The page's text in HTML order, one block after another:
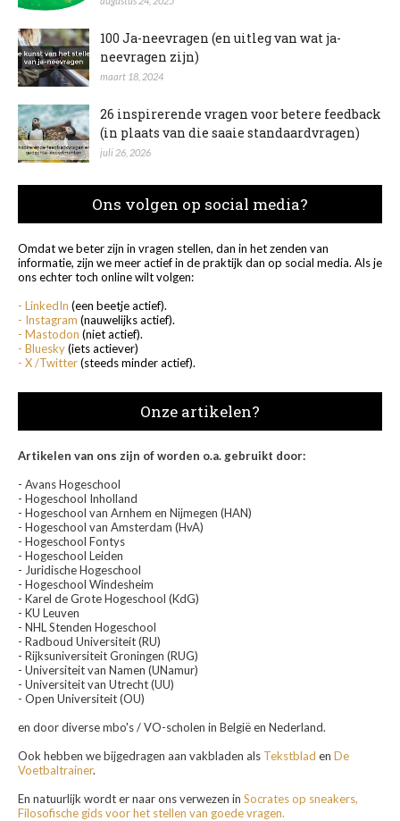
100 Ja-neevragen (en uitleg van wat ja-
neevragen zijn)
maart 18, 2024
26 inspirerende vragen voor betere feedback
(in plaats van die saaie standaardvragen)
juli 26, 2026
Ons volgen op social media?
Omdat we beter zijn in vragen stellen, dan in het zenden van
informatie, zijn we meer actief in de praktijk dan op social media. Als je
ons echter toch online wilt volgen:
- LinkedIn (een beetje actief).
- Instagram (nauwelijks actief).
- Mastodon (niet actief).
- Bluesky(iets actiever)
- X /Twitter(steeds minder actief).
Onze artikelen?
Artikelen van ons zijn of worden o.a. gebruikt door:
- Avans Hogeschool
- Hogeschool Inholland
- Hogeschool van Arnhem en Nijmegen (HAN)
- Hogeschool van Amsterdam (HvA)
- Hogeschool Fontys
- Hogeschool Leiden
- Juridische Hogeschool
- Hogeschool Windesheim
- Karel de Grote Hogeschool (KdG)
- KU Leuven
- NHL Stenden Hogeschool
- Radboud Universiteit (RU)
- Rijksuniversiteit Groningen (RUG)
- Universiteit van Namen (UNamur)
- Universiteit van Utrecht (UU)
- Open Universiteit (OU)
en door diverse mbo's / VO-scholen in België en Nederland.
Ook hebben we bijgedragen aan vakbladen als Tekstblad en De
Voetbaltrainer.
En natuurlijk wordt er naar ons verwezen in Socrates op sneakers,
Filosofische gids voor het stellen van goede vragen.